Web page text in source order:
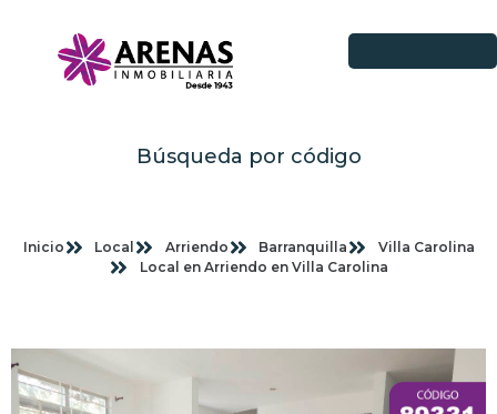
Búsqueda por código
Inicio Local Arriendo Barranquilla
Villa Carolina
Local en Arriendo en Villa Carolina